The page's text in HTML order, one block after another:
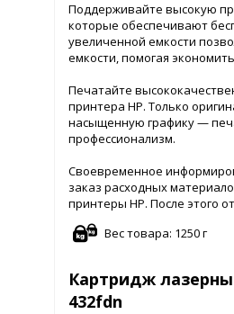
Поддерживайте высокую
которые обеспечивают
увеличенной емкости
емкости, помогая
Печатайте
принтера HP. Только
насыщенную графику —
профессионализм.
Своевременное
заказ расходных
принтеры HP. После этого
Вес товара: 1250 г
Картридж
432fdn